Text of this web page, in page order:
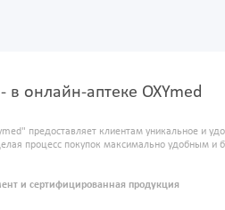
в онлайн-аптеке OXYmed
предоставляет клиентам уникальное и
процесс покупок максимально удобным и
и сертифицированная продукция